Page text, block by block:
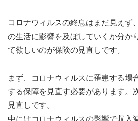
コロナウィルスの終息はまだ見えず
の生活に影響を及ぼしていくか分か
て欲しいのが保険の見直しです。
まず、コロナウィルスに罹患する場
する保障を見直す必要があります。
見直しです。
中にはコロナウィルスの影響で収入